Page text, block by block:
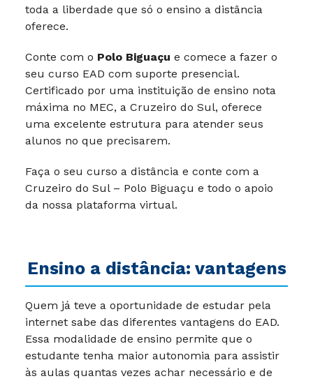
toda a liberdade que só o ensino a distância
oferece.
Conte com o Polo Biguaçu e comece a fazer o
seu curso EAD com suporte presencial.
Certificado por uma instituição de ensino nota
máxima no MEC, a Cruzeiro do Sul, oferece
uma excelente estrutura para atender seus
alunos no que precisarem.
Faça o seu curso a distância e conte com a
Cruzeiro do Sul – Polo Biguaçu e todo o apoio
da nossa plataforma virtual.
Ensino a distância: vantagens
Quem já teve a oportunidade de estudar pela
internet sabe das diferentes vantagens do EAD.
Essa modalidade de ensino permite que o
estudante tenha maior autonomia para assistir
às aulas quantas vezes achar necessário e de